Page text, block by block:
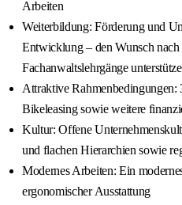
Arbeiten
Weiterbildung: Förderung und
Entwicklung – den Wunsch
Fachanwaltslehrgänge
Attraktive Rahmenbedingungen:
Bikeleasing sowie weitere
Kultur: Offene
und flachen Hierarchien sowie
Modernes Arbeiten: Ein
ergonomischer Ausstattung